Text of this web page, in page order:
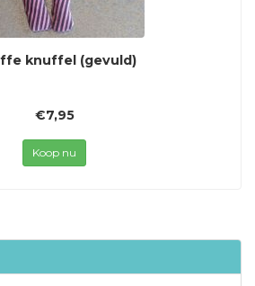
knuffel (gevuld)
€7,95
Koop nu